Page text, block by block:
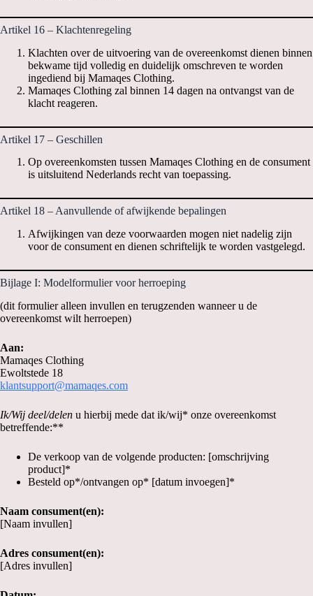
Artikel 16 – Klachtenregeling
Klachten over de uitvoering van de overeenkomst dienen binnen
bekwame tijd volledig en duidelijk omschreven te worden
ingediend bij Mamaqes Clothing.
Mamaqes Clothing zal binnen 14 dagen na ontvangst van de
klacht reageren.
Artikel 17 – Geschillen
Op overeenkomsten tussen Mamaqes Clothing en de consument
is uitsluitend Nederlands recht van toepassing.
Artikel 18 – Aanvullende of afwijkende bepalingen
Afwijkingen van deze voorwaarden mogen niet nadelig zijn
voor de consument en dienen schriftelijk te worden vastgelegd.
Bijlage I: Modelformulier voor herroeping
(dit formulier alleen invullen en terugzenden wanneer u de
overeenkomst wilt herroepen)
Aan:
Mamaqes Clothing
Ewoltstede 18
klantsupport@mamaqes.com
Ik/Wij deel/delen u hierbij mede dat ik/wij* onze overeenkomst
betreffende:**
De verkoop van de volgende producten: [omschrijving
product]*
Besteld op*/ontvangen op* [datum invoegen]*
Naam consument(en):
[Naam invullen]
Adres consument(en):
[Adres invullen]